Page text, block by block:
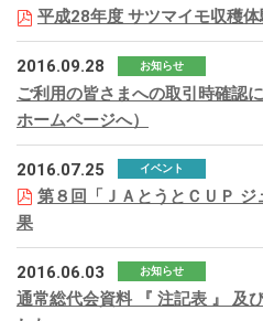
平成28年度 サツマイモ収穫体
2016.09.28 お知らせ
ご利用の皆さまへの取引時確認
ホームページへ）
2016.07.25 イベント
第８回「ＪＡとうとＣＵＰ
果
2016.06.03 お知らせ
通常総代会資料 『 注記表 』 及